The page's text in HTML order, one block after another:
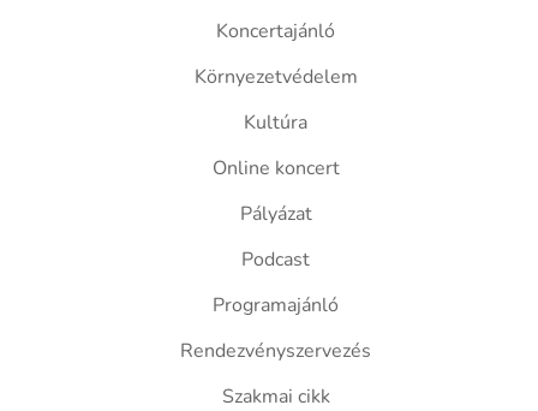
Koncertajánló
Környezetvédelem
Kultúra
Online koncert
Pályázat
Podcast
Programajánló
Rendezvényszervezés
Szakmai cikk